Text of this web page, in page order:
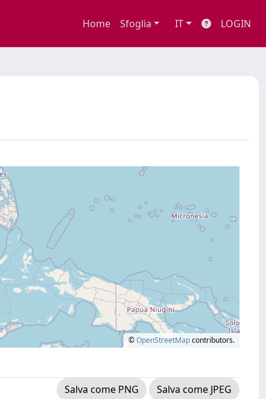
Home Sfoglia IT LOGIN
©OpenStreetMapcontributors.
Salva come PNG
Salva come JPEG